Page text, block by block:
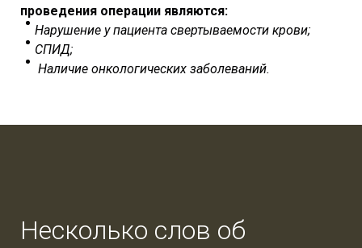
проведения операции являются:
Нарушение у пациента свертываемости крови;
СПИД;
Наличие онкологических заболеваний.
Несколько слов об